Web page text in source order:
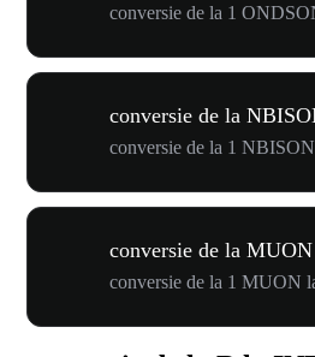
conversie de la 1
conversie de la
conversie de la 1
conversie de la
conversie de la 1 MUON